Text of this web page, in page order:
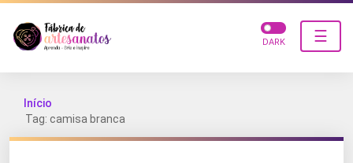
☰
DARK
Início
Tag: camisa branca